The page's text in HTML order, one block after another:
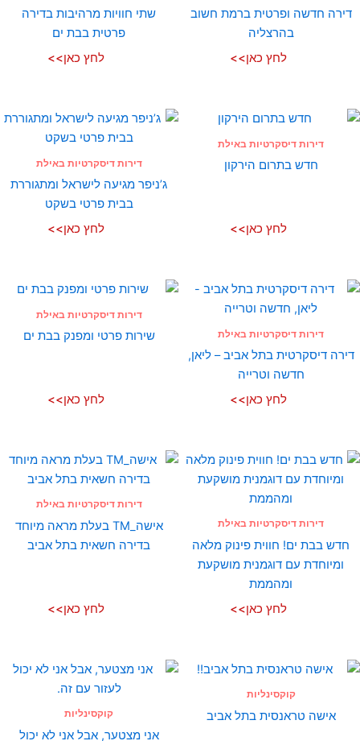
דירה חדשה ופרטית ברמת חשוב
בהרצליה
לחץ כאן>>
שתי חוויות מרהיבות בדירה
פרטית בבת ים
לחץ כאן>>
דירות דיסקרטיות באילת
חדש בתרום הירקון
לחץ כאן>>
דירות דיסקרטיות באילת
ג’ניפר מגיעה לישראל ומתגוררת
בבית פרטי בשקט
לחץ כאן>>
דירות דיסקרטיות באילת
דירה דיסקרטית בתל אביב – ליאן,
חדשה וטרייה
לחץ כאן>>
דירות דיסקרטיות באילת
שירות פרטי ומפנק בבת ים
לחץ כאן>>
דירות דיסקרטיות באילת
חדש בבת ים! חווית פינוק מלאה
ומיוחדת עם דוגמנית מושקעת
ומהממת
לחץ כאן>>
דירות דיסקרטיות באילת
אישה_TM בעלת מראה מיוחד
בדירה חשאית בתל אביב
לחץ כאן>>
קוקסינליות
אישה טראנסית בתל אביב קוקסינליות
אני מצטער, אבל אני לא יכול